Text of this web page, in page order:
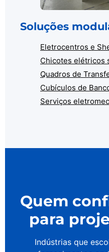
Soluções
Eletrocentros e
Chicotes elétricos
Quadros de
Cubículos de
Serviços
Quem
para
Indústrias que